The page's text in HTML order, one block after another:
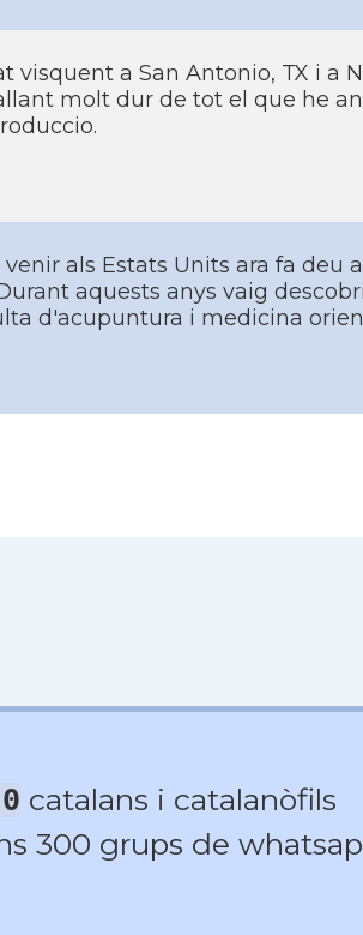
visquent a San Antonio, TX i a
molt dur de tot el que he
als Estats Units ara fa deu
aquests anys vaig
d'acupuntura i medicina
catalans i catalanòfils
300 grups de